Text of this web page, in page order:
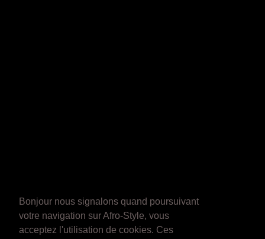
Bonjour nous signalons quand poursuivant
votre navigation sur Afro-Style, vous
acceptez l'utilisation de cookies. Ces